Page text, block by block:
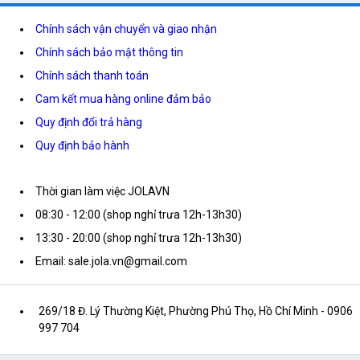
Chính sách vận chuyển và giao nhận
Chính sách bảo mật thông tin
Chính sách thanh toán
Cam kết mua hàng online đảm bảo
Quy định đổi trả hàng
Quy định bảo hành
Thời gian làm việc JOLAVN
08:30 - 12:00 (shop nghỉ trưa 12h-13h30)
13:30 - 20:00 (shop nghỉ trưa 12h-13h30)
Email: sale.jola.vn@gmail.com
269/18 Đ. Lý Thường Kiệt, Phường Phú Thọ, Hồ Chí Minh - 0906
997 704